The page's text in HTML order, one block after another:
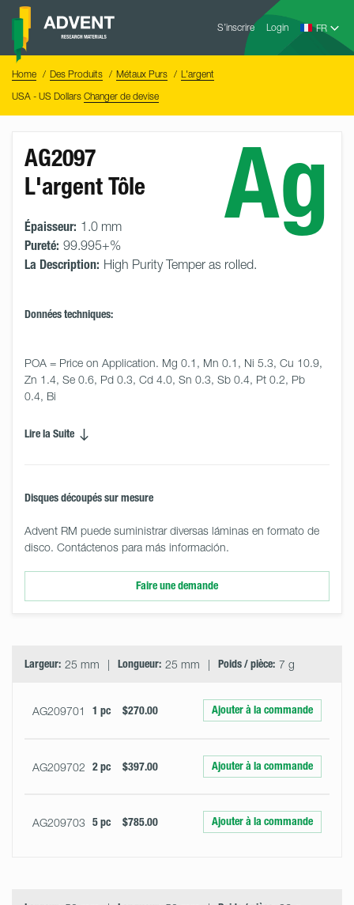
Skip
content
S’inscrire Login
Advent
Home Des Produits Métaux Purs
L'argent
USA - US Dollars Changer de devise
Ag
AG2097
L'argent Tôle
Épaisseur: 1.0 mm
Pureté: 99.995+%
La Description: High Purity Temper as rolled.
Données techniques:
POA = Price on Application. Mg 0.1, Mn 0.1, Ni 5.3, Cu 10.9,
Zn 1.4, Se 0.6, Pd 0.3, Cd 4.0, Sn 0.3, Sb 0.4, Pt 0.2, Pb
0.4, Bi
Lire la Suite
Disques découpés sur mesure
Advent RM puede suministrar diversas láminas en formato de
disco. Contáctenos para más información.
Faire une demande
Largeur: 25 mm Longueur: 25 mm Poids / pièce: 7 g
AG209701 1 pc $270.00 Ajouter à la commande
AG209702 2 pc $397.00 Ajouter à la commande
AG209703 5 pc $785.00 Ajouter à la commande